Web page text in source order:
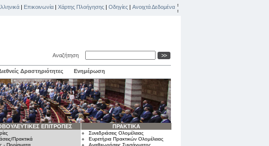
| Επικοινωνία | Χάρτης Πλοήγησης | Οδηγίες | Ανοιχτά Δεδομένα
Αναζήτηση
Δραστηριότητες Ενημέρωση
ΕΠΙΤΡΟΠΕΣ
Πρακτικά
- Πορίσματα
ΠΡΑΚΤΙΚΑ
Συνεδριάσεις Ολομέλειας
Ευρετήρια Πρακτικών Ολομέλειας
Αναθεωρήσεις Συντάγματος